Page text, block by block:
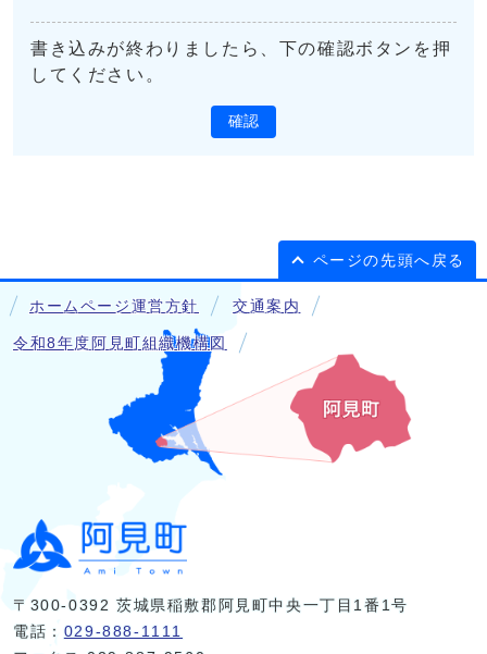
書き込みが終わりましたら、下の確認ボタンを押
してください。
確認
ページの先頭へ戻る
ホームページ運営方針 交通案内
令和8年度阿見町組織機構図
〒300-0392 茨城県稲敷郡阿見町中央一丁目1番1号
電話： 029-888-1111